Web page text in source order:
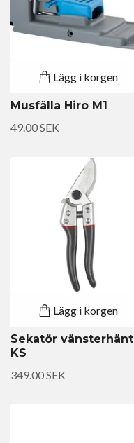
Lägg i korgen
Musfälla Hiro M1
49.00 SEK
Lägg i korgen
Sekatör vänsterhänt
KS
349.00 SEK